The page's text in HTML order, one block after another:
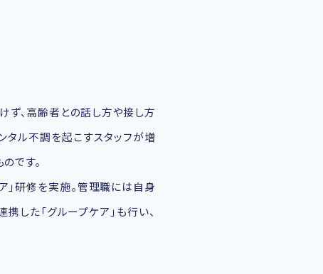
ず、高齢者との話し方や接し方
タル不調を起こすスタッフが増
です。
」研修を実施。管理職には自身
した「グループケア」も行い、